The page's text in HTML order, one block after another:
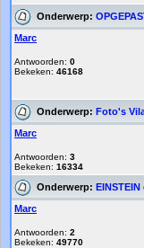
Onderwerp:
Marc
Antwoorden: 0
Bekeken: 46168
Onderwerp: Foto's
Marc
Antwoorden: 3
Bekeken: 16334
Onderwerp:
Marc
Antwoorden: 2
Bekeken: 49770